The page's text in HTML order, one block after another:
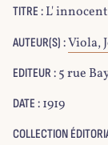
TITRE : L' innocent
AUTEUR(S) :Viola,
EDITEUR : 5 rue
DATE : 1919
COLLECTION